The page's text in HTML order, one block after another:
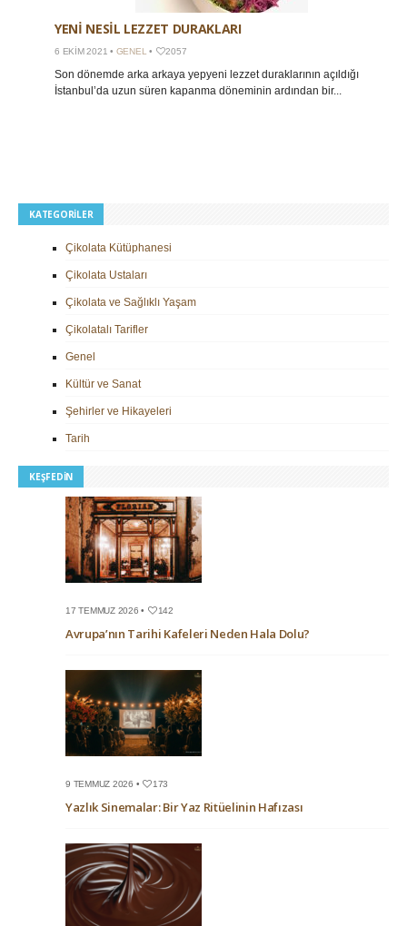
YENI NESIL LEZZET DURAKLARI
6 EKIM 2021 • GENEL • 2057
Son dönemde arka arkaya yepyeni lezzet duraklarının açıldığı
İstanbul’da uzun süren kapanma döneminin ardından bir...
KATEGORILER
Çikolata Kütüphanesi
Çikolata Ustaları
Çikolata ve Sağlıklı Yaşam
Çikolatalı Tarifler
Genel
Kültür ve Sanat
Şehirler ve Hikayeleri
Tarih
KEŞFEDIN
17 TEMMUZ 2026 • 142
Avrupa’nın Tarihi Kafeleri Neden Hala Dolu?
9 TEMMUZ 2026 • 173
Yazlık Sinemalar: Bir Yaz Ritüelinin Hafızası